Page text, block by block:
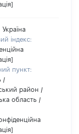
Україна
індекс:
пункт:
/
район /
область /